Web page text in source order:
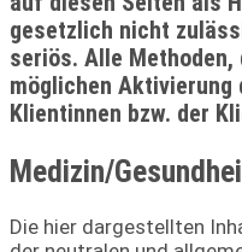
gesetzlich nicht
seriös. Alle
möglichen
Klientinnen bzw. der
Medizin/
Die hier dargestellten